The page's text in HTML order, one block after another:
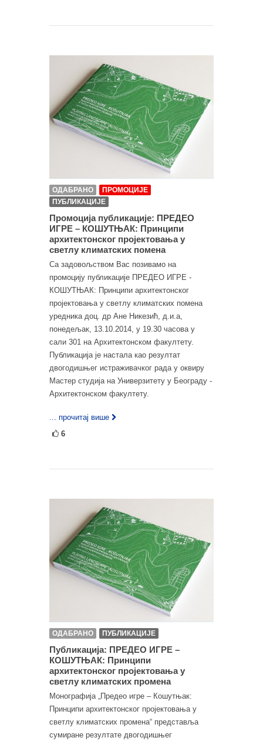
ОДАБРАНО
ПРОМОЦИЈЕ
ПУБЛИКАЦИЈЕ
Промоција публикације: ПРЕДЕО
ИГРЕ – КОШУТЊАК: Принципи
архитектонског пројектовања у
светлу климатских помена
Са задовољством Вас позивамо на
промоцију публикације ПРЕДЕО ИГРЕ -
КОШУТЊАК: Принципи архитектонског
пројектовања у светлу климатских помена
уредника доц. др Ане Никезић, д.и.а,
понедељак, 13.10.2014, у 19.30 часова у
сали 301 на Архитектонском факултету.
Публикација је настала као резултат
двогодишњег истраживачког рада у оквиру
Мастер студија на Универзитету у Београду -
Архитектонском факултету.
... прочитај више
6
ОДАБРАНО ПУБЛИКАЦИЈЕ
Публикација: ПРЕДЕО ИГРЕ –
КОШУТЊАК: Принципи
архитектонског пројектовања у
светлу климатских промена
Монографија „Предео игре – Кошутњак:
Принципи архитектонског пројектовања у
светлу климатских промена“ представља
сумиране резултате двогодишњег